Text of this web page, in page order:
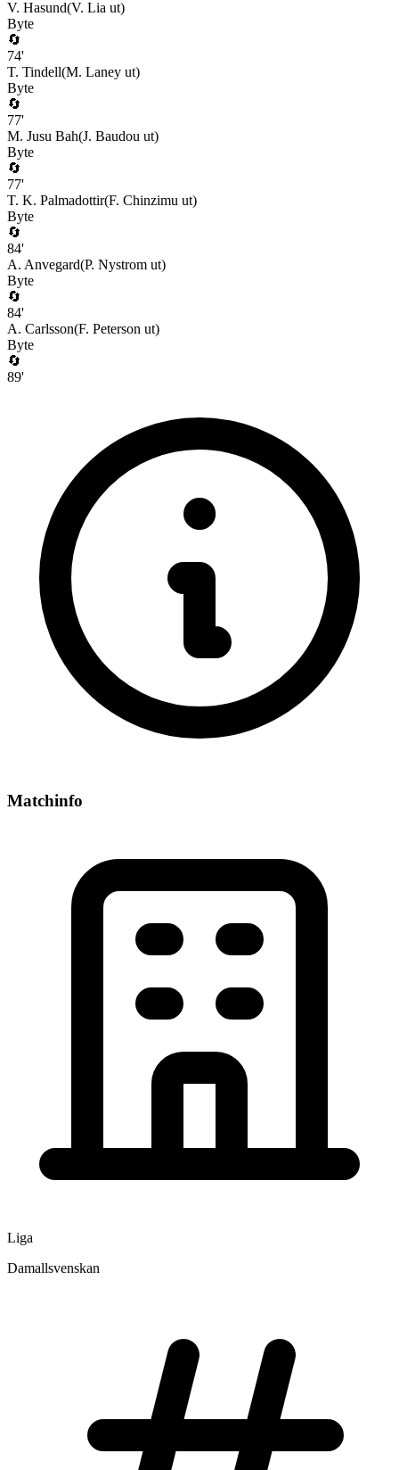
V. Hasund(V. Lia ut)
Byte
🔄
74'
T. Tindell(M. Laney ut)
Byte
🔄
77'
M. Jusu Bah(J. Baudou ut)
Byte
🔄
77'
T. K. Palmadottir(F. Chinzimu ut)
Byte
🔄
84'
A. Anvegard(P. Nystrom ut)
Byte
🔄
84'
A. Carlsson(F. Peterson ut)
Byte
🔄
89'
Matchinfo
Liga
Damallsvenskan